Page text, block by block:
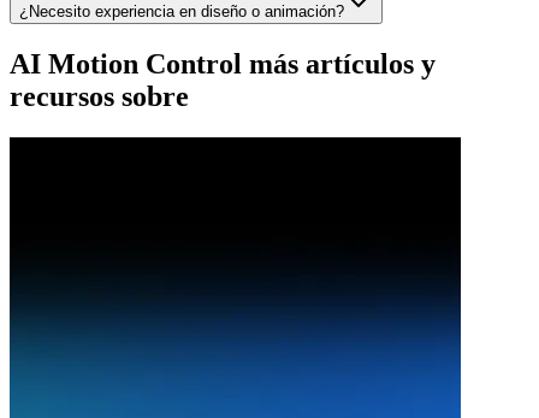
¿Necesito experiencia en diseño o animación?
AI Motion Control más artículos y
recursos sobre